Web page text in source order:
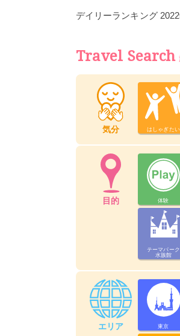
デイリーランキング
Travel Search
気分 はしゃぎたい
目的 体験
テーマパーク
水族館
エリア 東京